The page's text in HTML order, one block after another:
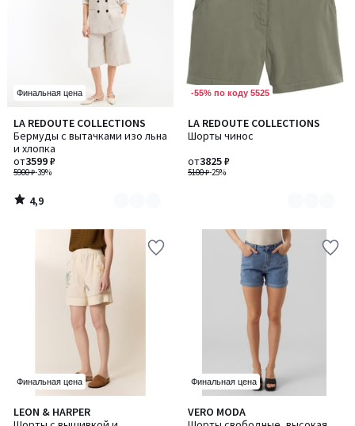
Финальная цена
LA REDOUTE COLLECTIONS
Бермуды с вытачками изо льна
и хлопка
5900 ₽-39%
от3599 ₽
4,9
/ 5
Количество
цветов:
2
4,9
/
-55% по коду 5525
LA REDOUTE COLLECTIONS
Шорты чинос
5100 ₽-25%
от3825 ₽
Количество
цветов:
Финальная цена
LEON & HARPER
Финальная цена
VERO MODA
5